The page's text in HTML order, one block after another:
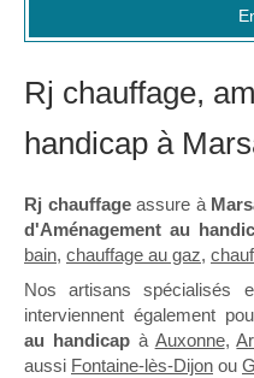
Rj chauffage,
handicap à
Rj chauffageassure à
d'Aménagement au
bain, chauffage au gaz,
Nos artisans spécialisés
interviennent également
au handicapà Auxonne,
aussi Fontaine-lès-Dijon ou